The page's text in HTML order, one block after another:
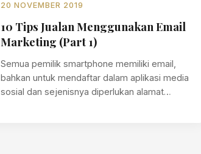
20 NOVEMBER 2019
10 Tips Jualan Menggunakan Email
Marketing (Part 1)
Semua pemilik smartphone memiliki email,
bahkan untuk mendaftar dalam aplikasi media
sosial dan sejenisnya diperlukan alamat